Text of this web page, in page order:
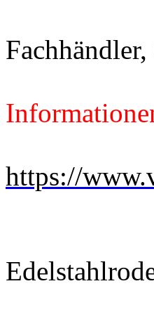
Wir
https://
Hier